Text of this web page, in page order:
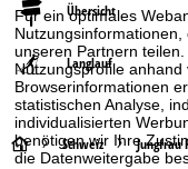
Für ein optimales
unseren Partnern
Nutzungsprofile
Browserinformationen
statistischen Analyse,
individualisierten
benötigen wir Ihre
die Datenweitergabe
Übersicht
Langlauf
S Schweiz Jungfrau